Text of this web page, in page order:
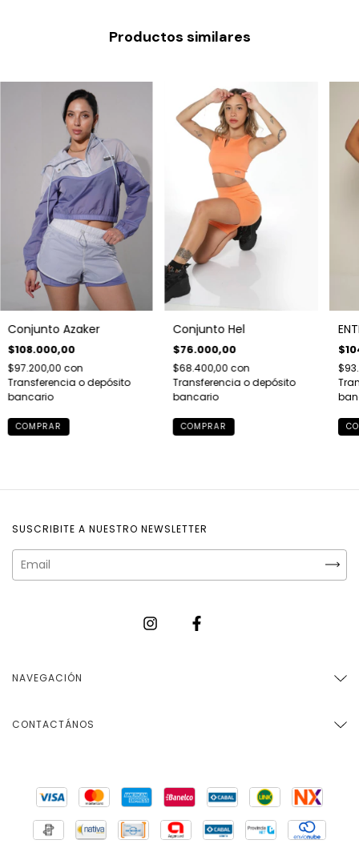
Productos similares
Conjunto Azaker
$108.000,00
$97.200,00 con
Transferencia o depósito
bancario
COMPRAR
Conjunto Hel
$76.000,00
$68.400,00 con
Transferencia o depósito
bancario
COMPRAR
SUSCRIBITE A NUESTRO NEWSLETTER
NAVEGACIÓN
CONTACTÁNOS